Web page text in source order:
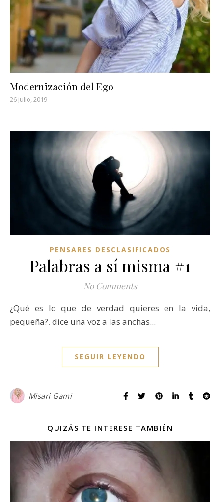
Modernización del Ego
26 julio, 2019
PENSARES DESCLASIFICADOS
Palabras a sí misma #1
No Comments
¿Qué es lo que de verdad quieres en la vida,
pequeña?, dice una voz a las anchas...
SEGUIR LEYENDO
Misari Gami
QUIZÁS TE INTERESE TAMBIÉN